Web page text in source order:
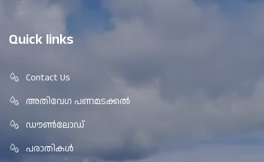
Quick links
Contact Us
അതിവേഗ പണമടക്കൽ
ഡൗൺലോഡ്
പരാതികൾ